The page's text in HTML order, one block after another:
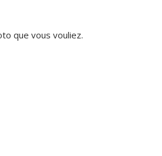
que vous vouliez.